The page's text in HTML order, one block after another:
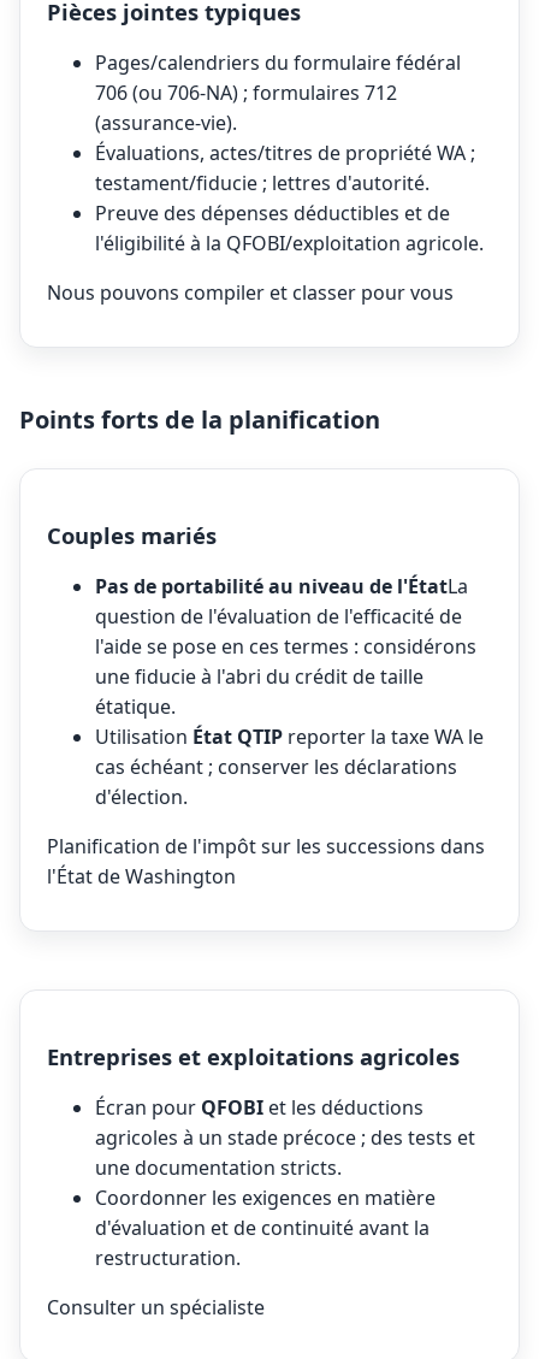
Pièces jointes typiques
Pages/calendriers du formulaire fédéral
706 (ou 706-NA) ; formulaires 712
(assurance-vie).
Évaluations, actes/titres de propriété WA ;
testament/fiducie ; lettres d'autorité.
Preuve des dépenses déductibles et de
l'éligibilité à la QFOBI/exploitation agricole.
Nous pouvons compiler et classer pour vous
Points forts de la planification
Couples mariés
Pas de portabilité au niveau de l'ÉtatLa
question de l'évaluation de l'efficacité de
l'aide se pose en ces termes : considérons
une fiducie à l'abri du crédit de taille
étatique.
Utilisation État QTIP reporter la taxe WA le
cas échéant ; conserver les déclarations
d'élection.
Planification de l'impôt sur les successions dans
l'État de Washington
Entreprises et exploitations agricoles
Écran pour QFOBI et les déductions
agricoles à un stade précoce ; des tests et
une documentation stricts.
Coordonner les exigences en matière
d'évaluation et de continuité avant la
restructuration.
Consulter un spécialiste